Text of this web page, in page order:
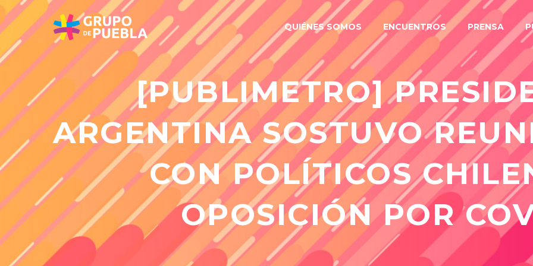
QUIÉNES SOMOS ENCUENTROS PRENSA
[PUBLIMETRO]
ARGENTINA SOSTUVO
CON POLÍTICOS
OPOSICIÓN POR